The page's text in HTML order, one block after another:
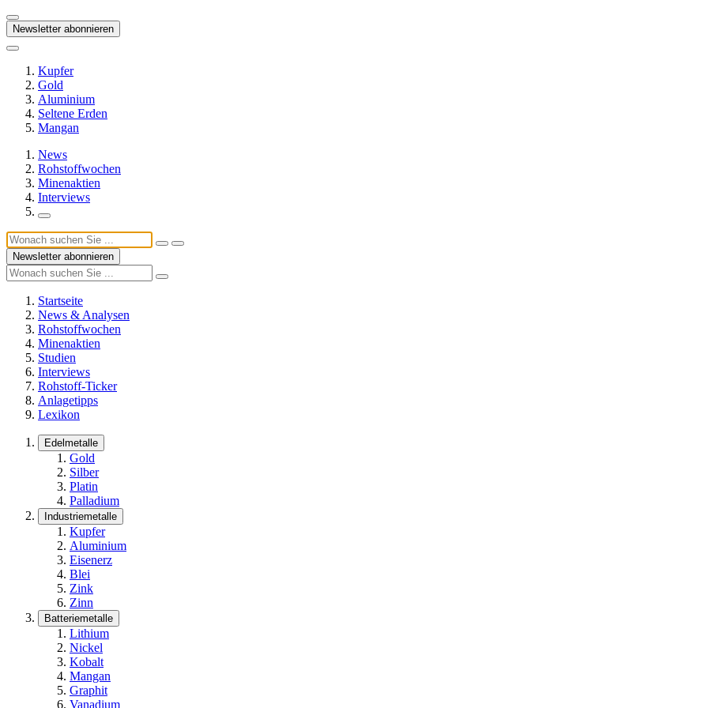
Newsletter abonnieren
Kupfer
Gold
Aluminium
Seltene Erden
Mangan
News
Rohstoffwochen
Minenaktien
Interviews
Newsletter abonnieren
Startseite
News & Analysen
Rohstoffwochen
Minenaktien
Studien
Interviews
Rohstoff-Ticker
Anlagetipps
Lexikon
Edelmetalle
Gold
Silber
Platin
Palladium
Industriemetalle
Kupfer
Aluminium
Eisenerz
Blei
Zink
Zinn
Batteriemetalle
Lithium
Nickel
Kobalt
Mangan
Graphit
Vanadium